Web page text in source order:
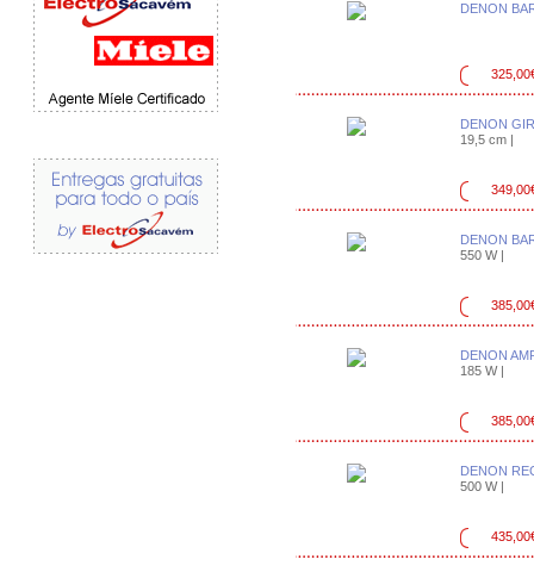
DENON
DENON
19,5 cm |
DENON
550 W |
DENON
185 W |
DENON
500 W |